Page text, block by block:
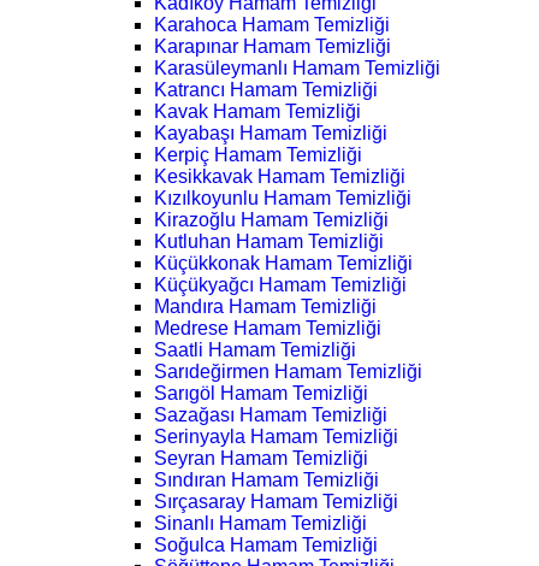
Karahoca Hamam Temizliği
Karapınar Hamam Temizliği
Karasüleymanlı Hamam Temizliği
Katrancı Hamam Temizliği
Kavak Hamam Temizliği
Kayabaşı Hamam Temizliği
Kerpiç Hamam Temizliği
Kesikkavak Hamam Temizliği
Kızılkoyunlu Hamam Temizliği
Kirazoğlu Hamam Temizliği
Kutluhan Hamam Temizliği
Küçükkonak Hamam Temizliği
Küçükyağcı Hamam Temizliği
Mandıra Hamam Temizliği
Medrese Hamam Temizliği
Saatli Hamam Temizliği
Sarıdeğirmen Hamam Temizliği
Sarıgöl Hamam Temizliği
Sazağası Hamam Temizliği
Serinyayla Hamam Temizliği
Seyran Hamam Temizliği
Sındıran Hamam Temizliği
Sırçasaray Hamam Temizliği
Sinanlı Hamam Temizliği
Soğulca Hamam Temizliği